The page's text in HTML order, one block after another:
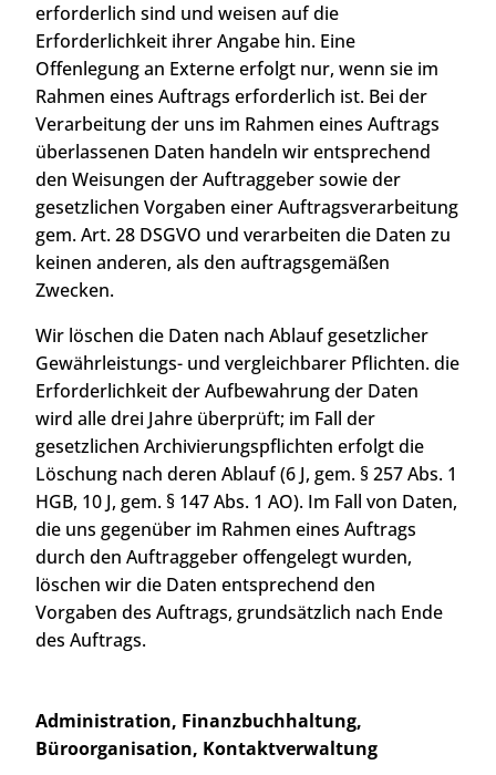
erforderlich sind und weisen auf die
Erforderlichkeit ihrer Angabe hin. Eine
Offenlegung an Externe erfolgt nur, wenn sie im
Rahmen eines Auftrags erforderlich ist. Bei der
Verarbeitung der uns im Rahmen eines Auftrags
überlassenen Daten handeln wir entsprechend
den Weisungen der Auftraggeber sowie der
gesetzlichen Vorgaben einer Auftragsverarbeitung
gem. Art. 28 DSGVO und verarbeiten die Daten zu
keinen anderen, als den auftragsgemäßen
Zwecken.
Wir löschen die Daten nach Ablauf gesetzlicher
Gewährleistungs- und vergleichbarer Pflichten. die
Erforderlichkeit der Aufbewahrung der Daten
wird alle drei Jahre überprüft; im Fall der
gesetzlichen Archivierungspflichten erfolgt die
Löschung nach deren Ablauf (6 J, gem. § 257 Abs. 1
HGB, 10 J, gem. § 147 Abs. 1 AO). Im Fall von Daten,
die uns gegenüber im Rahmen eines Auftrags
durch den Auftraggeber offengelegt wurden,
löschen wir die Daten entsprechend den
Vorgaben des Auftrags, grundsätzlich nach Ende
des Auftrags.
Administration, Finanzbuchhaltung,
Büroorganisation, Kontaktverwaltung